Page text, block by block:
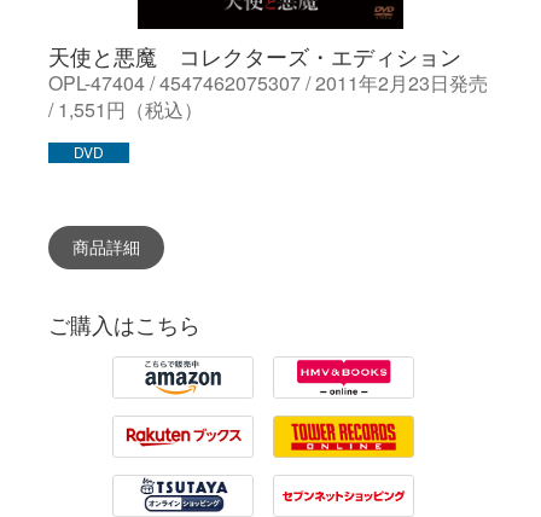
天使と悪魔 コレクターズ・エディション
OPL-47404 / 4547462075307 / 2011年2月23日発売
/ 1,551円（税込）
DVD
商品詳細
ご購入はこちら
Amazon HMV
Rakuten Tower Records